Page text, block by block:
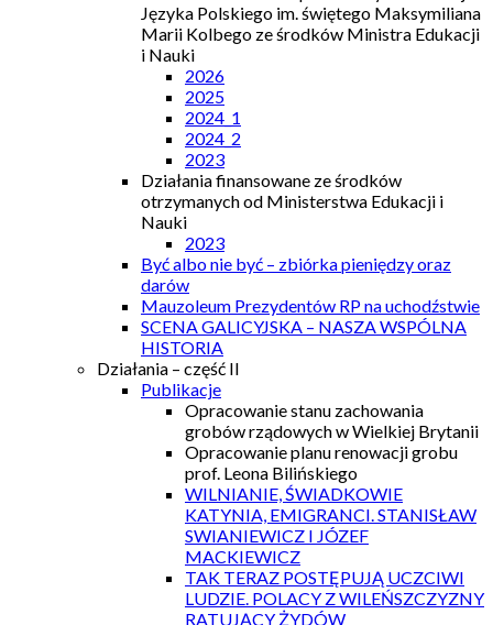
Języka Polskiego im. świętego Maksymiliana
Marii Kolbego ze środków Ministra Edukacji
i Nauki
2026
2025
2024_1
2024_2
2023
Działania finansowane ze środków
otrzymanych od Ministerstwa Edukacji i
Nauki
2023
Być albo nie być – zbiórka pieniędzy oraz
darów
Mauzoleum Prezydentów RP na uchodźstwie
SCENA GALICYJSKA – NASZA WSPÓLNA
HISTORIA
Działania – część II
Publikacje
Opracowanie stanu zachowania
grobów rządowych w Wielkiej Brytanii
Opracowanie planu renowacji grobu
prof. Leona Bilińskiego
WILNIANIE, ŚWIADKOWIE
KATYNIA, EMIGRANCI. STANISŁAW
SWIANIEWICZ I JÓZEF
MACKIEWICZ
TAK TERAZ POSTĘPUJĄ UCZCIWI
LUDZIE. POLACY Z WILEŃSZCZYZNY
RATUJĄCY ŻYDÓW